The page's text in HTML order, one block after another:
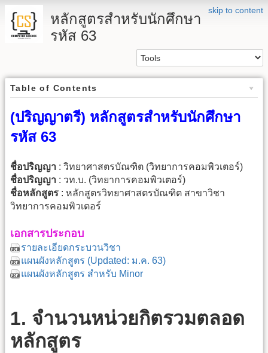
skip to content
หลักสูตรสำหรับนักศึกษา
รหัส 63
Table of Contents
(ปริญญาตรี) หลักสูตรสำหรับนักศึกษา
รหัส 63
ชื่อปริญญา : วิทยาศาสตรบัณฑิต (วิทยาการคอมพิวเตอร์)
ชื่อปริญญา : วท.บ. (วิทยาการคอมพิวเตอร์)
ชื่อหลักสูตร : หลักสูตรวิทยาศาสตรบัณฑิต สาขาวิชา
วิทยาการคอมพิวเตอร์
เอกสารประกอบ
รายละเอียดกระบวนวิชา
แผนผังหลักสูตร (Updated: ม.ค. 63)
แผนผังหลักสูตร สำหรับ Minor
1. จำนวนหน่วยกิตรวมตลอด
หลักสูตร